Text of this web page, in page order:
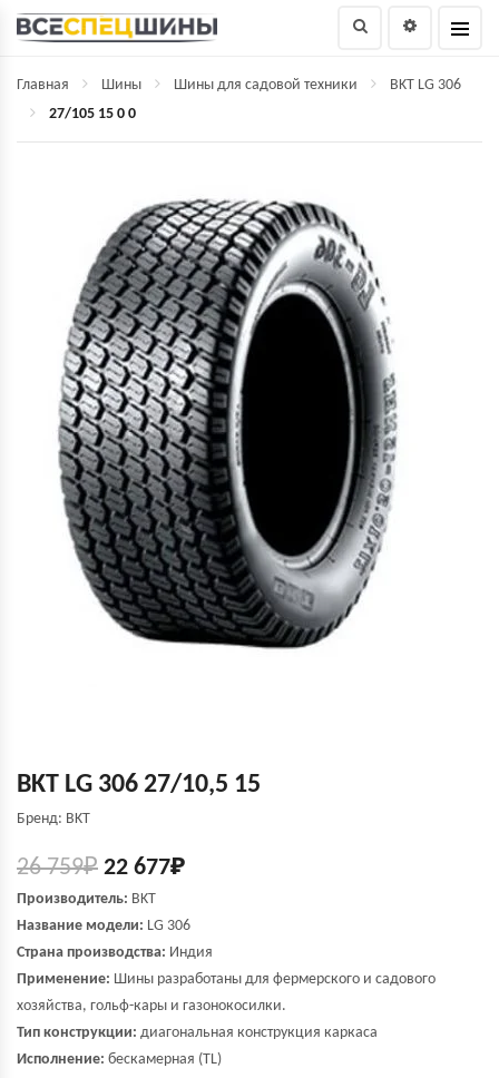
Главная Шины Шины для садовой техники
BKT LG 306
27/105 15 0 0
BKT LG 306 27/10,5 15
Бренд: BKT
26 759₽ 22 677₽
Производитель: BKT
Название модели: LG 306
Страна производства: Индия
Применение: Шины разработаны для фермерского и садового
хозяйства, гольф-кары и газонокосилки.
Тип конструкции: диагональная конструкция каркаса
Исполнение: бескамерная (TL)